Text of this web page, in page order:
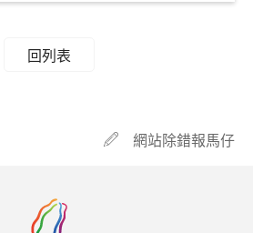
回列表
網站除錯報馬仔